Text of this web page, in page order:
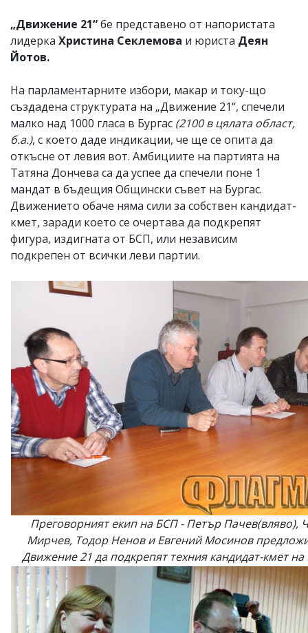
„Движение 21“бе представено от напористата
лидерка Христина Секлемова и юриста Деян
Йотов.
На парламентарните избори, макар и току-що
създадена структурата на „Движение 21“, спечели
малко над 1000 гласа в Бургас (2100 в цялата област,
б.а.), с което даде индикации, че ще се опита да
откъсне от левия вот. Амбициите на партията на
Татяна Дончева са да успее да спечели поне 1
мандат в бъдещия Общински съвет на Бургас.
Движението обаче няма сили за собствен кандидат-
кмет, заради което се очертава да подкрепят
фигура, издигната от БСП, или независим
подкрепен от всички леви партии.
Преговорният екип на БСП - Петър Пачев(вляво),
Мирчев, Тодор Ненов и Евгений Мосинов
Движение 21 да подкрепят техния кандидат-кмет на